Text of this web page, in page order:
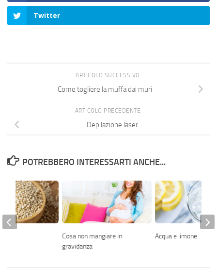
Twitter
ARTICOLO SUCCESSIVO
Come togliere la muffa dai muri
ARTICOLO PRECEDENTE
Depilazione laser
POTREBBERO INTERESSARTI ANCHE...
Cosa non mangiare in
gravidanza
Acqua e limone